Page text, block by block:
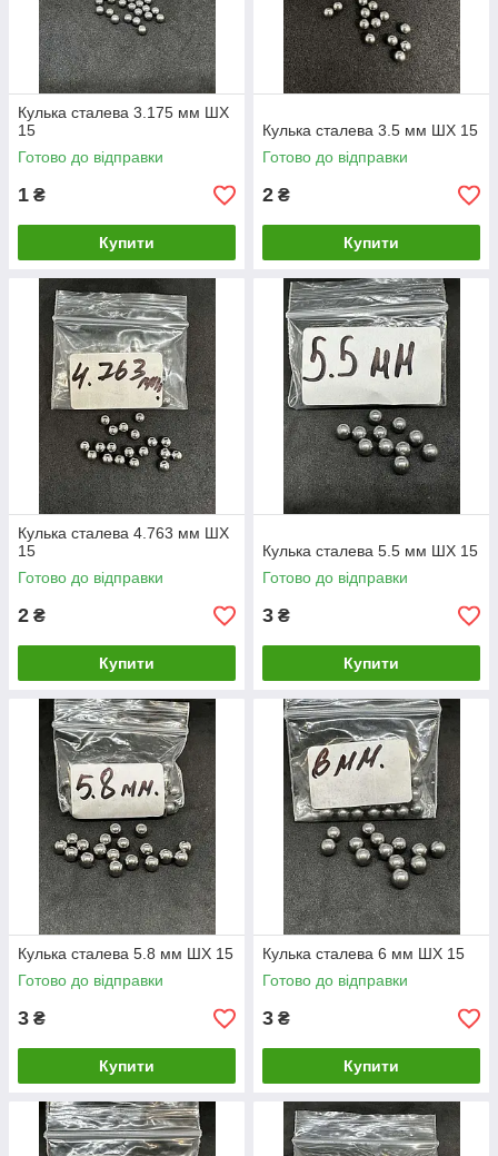
Кулька сталева 3.175 мм ШХ
15
Готово до відправки
1 ₴
Купити
Кулька сталева 3.5 мм ШХ 15
Готово до відправки
2 ₴
Купити
Кулька сталева 4.763 мм ШХ
15
Готово до відправки
2 ₴
Купити
Кулька сталева 5.5 мм ШХ 15
Готово до відправки
3 ₴
Купити
Кулька сталева 5.8 мм ШХ 15
Готово до відправки
3 ₴
Купити
Кулька сталева 6 мм ШХ 15
Готово до відправки
3 ₴
Купити